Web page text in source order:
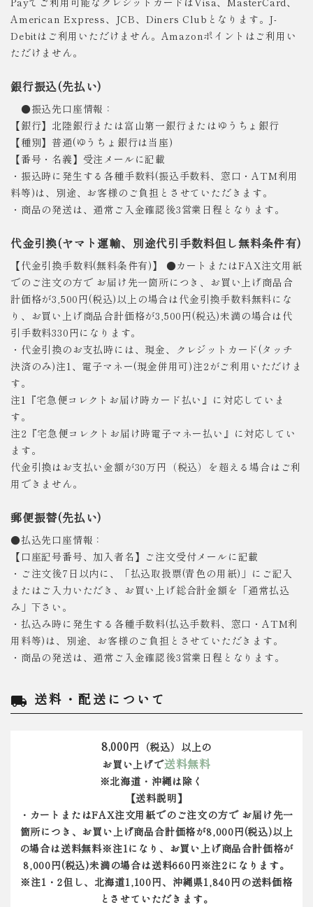
American Express、JCB、Diners Clubとなります。J-
Debitはご利用いただけません。Amazonポイントはご利用い
ただけません。
銀行振込(先払い)
●振込先口座情報：
【銀行】北陸銀行または富山第一銀行またはゆうちょ銀行
【種別】普通(ゆうちょ銀行は当座)
【番号・名義】受注メールに記載
・振込時に発生する各種手数料(振込手数料、窓口・ATM利用
料等)は、別途、お客様のご負担とさせていただきます。
・商品の発送は、通常ご入金確認後3営業日程となります。
代金引換(ヤマト運輸、別途代引手数料但し無料条件有)
【代金引換手数料(無料条件有)】 ●カートまたはFAX注文用紙
でのご注文の方で お届け先一箇所につき、お買い上げ商品合
計価格が3,500円(税込)以上の場合は代金引換手数料無料にな
り、お買い上げ商品合計価格が3,500円(税込)未満の場合は代
引手数料330円になります。
・代金引換のお支払時には、現金、クレジットカード(タッチ
決済のみ)注1、電子マネー(現金併用可)注2がご利用いただけま
す。
注1『宅急便コレクトお届け時カード払い』に対応していま
す。
注2『宅急便コレクトお届け時電子マネー払い』に対応してい
ます。
代金引換はお支払い金額が30万円（税込）を超える場合はご利
用できません。
郵便振替(先払い)
●払込先口座情報：
【口座記号番号、加入者名】ご注文受付メールに記載
・ご注文後7日以内に、「払込取扱票(青色の用紙)」にご記入
またはご入力いただき、お買い上げ総合計金額を「通常払込
み」下さい。
・払込み時に発生する各種手数料(払込手数料、窓口・ATM利
用料等)は、別途、お客様のご負担とさせていただきます。
・商品の発送は、通常ご入金確認後3営業日程となります。
local_shipping 送料・配送について
8,000円（税込）以上の
お買い上げで送料無料
※北海道・沖縄は除く
【送料説明】
・カートまたはFAX注文用紙でのご注文の方で お届け先一
箇所につき、お買い上げ商品合計価格が8,000円(税込)以上
の場合は送料無料※注1になり、お買い上げ商品合計価格が
8,000円(税込)未満の場合は送料660円※注2になります。
※注1・2但し、北海道1,100円、沖縄県1,840円の送料価格
とさせていただきます。